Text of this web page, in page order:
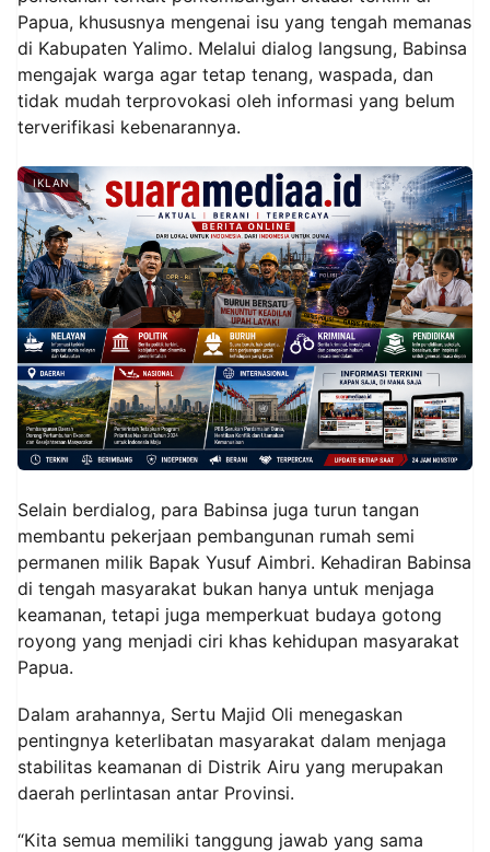
Papua, khususnya mengenai isu yang tengah memanas
di Kabupaten Yalimo. Melalui dialog langsung, Babinsa
mengajak warga agar tetap tenang, waspada, dan
tidak mudah terprovokasi oleh informasi yang belum
terverifikasi kebenarannya.
IKLAN
Selain berdialog, para Babinsa juga turun tangan
membantu pekerjaan pembangunan rumah semi
permanen milik Bapak Yusuf Aimbri. Kehadiran Babinsa
di tengah masyarakat bukan hanya untuk menjaga
keamanan, tetapi juga memperkuat budaya gotong
royong yang menjadi ciri khas kehidupan masyarakat
Papua.
Dalam arahannya, Sertu Majid Oli menegaskan
pentingnya keterlibatan masyarakat dalam menjaga
stabilitas keamanan di Distrik Airu yang merupakan
daerah perlintasan antar Provinsi.
“Kita semua memiliki tanggung jawab yang sama